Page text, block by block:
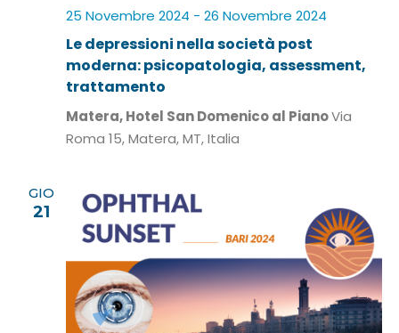
25 Novembre 2024 - 26 Novembre 2024
Le depressioni nella società post
moderna: psicopatologia, assessment,
trattamento
Matera, Hotel San Domenico al PianoVia
Roma 15, Matera, MT, Italia
GIO
21